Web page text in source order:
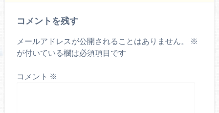
コメントを残す
メールアドレスが公開されることはありません。
※
が付いている欄は必須項目です
コメント ※